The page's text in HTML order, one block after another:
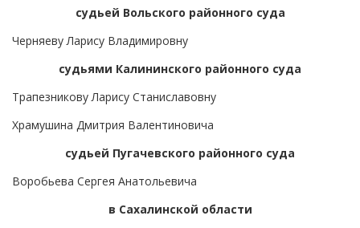
судьей Вольского районного суда
Черняеву Ларису Владимировну
судьями Калининского районного суда
Трапезникову Ларису Станиславовну
Храмушина Дмитрия Валентиновича
судьей Пугачевского районного суда
Воробьева Сергея Анатольевича
в Сахалинской области